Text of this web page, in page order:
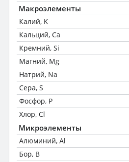
Макроэлементы
Калий, K
Кальций, Ca
Кремний, Si
Магний, Mg
Натрий, Na
Сера, S
Фосфор, P
Хлор, Cl
Микроэлементы
Алюминий, Al
Бор, B